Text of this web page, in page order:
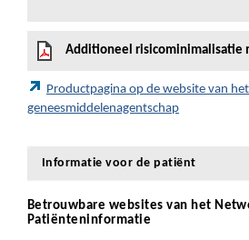
Additioneel risicominimalisatie
Productpagina op de website van
geneesmiddelenagentschap
Informatie voor de patiënt
Betrouwbare websites van het
Patiënteninformatie